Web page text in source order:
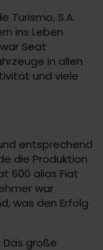
Turismo, S.A.
ins Leben
Seat
in allen
und viele
entsprechend
die Produktion
600 alias Fiat
war
was den Erfolg
große